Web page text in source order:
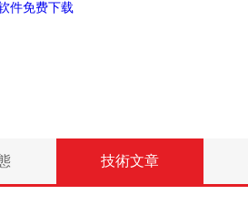
件免费下载
技術文章